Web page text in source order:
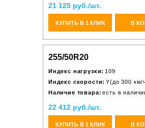
21 125 руб./шт.
КУПИТЬ В 1 КЛИК В
255/50R20
Индекс нагрузки: 109
Индекс скорости: Y(до 300 км/
Наличие товара: есть в
22 412 руб./шт.
КУПИТЬ В 1 КЛИК В